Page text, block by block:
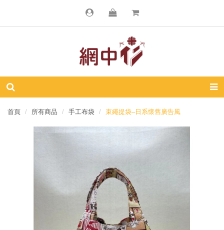
首頁 所有商品 手工布袋 束繩提袋–日系懷舊廣告風